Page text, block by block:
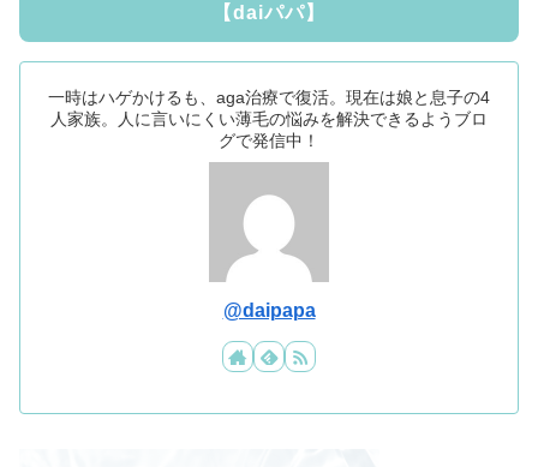
【daiパパ】
一時はハゲかけるも、aga治療で復活。現在は娘と息子の4
人家族。人に言いにくい薄毛の悩みを解決できるようブロ
グで発信中！
@daipapa